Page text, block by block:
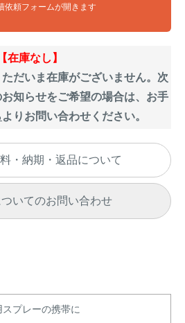
依頼フォームが開きます
【在庫なし】
だいま在庫がございません。次
知らせをご希望の場合は、お手
よりお問い合わせください。
・納期・返品について
いてのお問い合わせ
プレーの携帯に
ブラックバス・
閉じる